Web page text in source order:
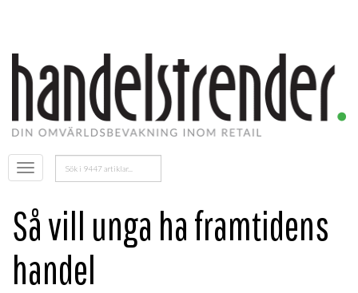
Öppna
menyn
Sök
efter:
Så vill unga ha framtidens
handel